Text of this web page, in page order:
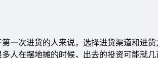
一次进货的人来说，选择进货渠道和进
人在摆地摊的时候，出去的投资可能就